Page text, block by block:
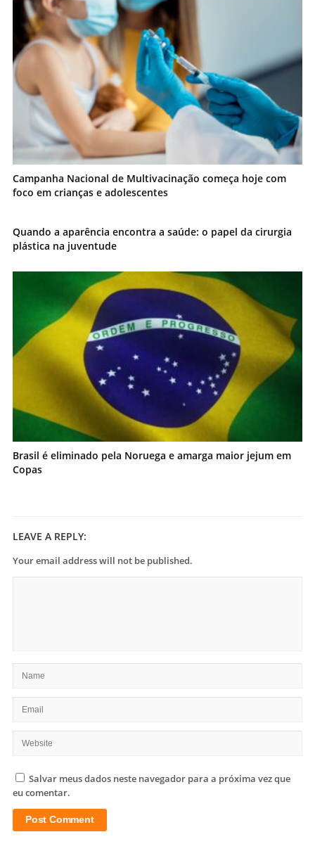
Campanha Nacional de Multivacinação começa hoje com
foco em crianças e adolescentes
Quando a aparência encontra a saúde: o papel da cirurgia
plástica na juventude
Brasil é eliminado pela Noruega e amarga maior jejum em
Copas
LEAVE A REPLY:
Your email address will not be published.
Salvar meus dados neste navegador para a próxima vez que
eu comentar.